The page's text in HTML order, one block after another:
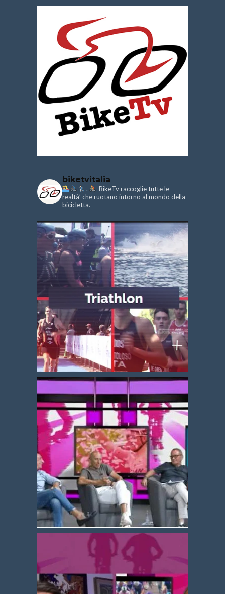
biketvitalia
.
BikeTv raccoglie tutte le
realtà’ che ruotano intorno al mondo della
bicicletta.